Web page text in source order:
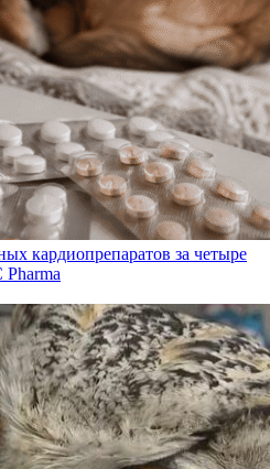
кардиопрепаратов за четыре
Pharma